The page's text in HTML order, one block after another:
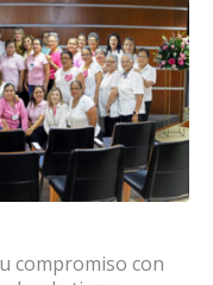
compromiso con